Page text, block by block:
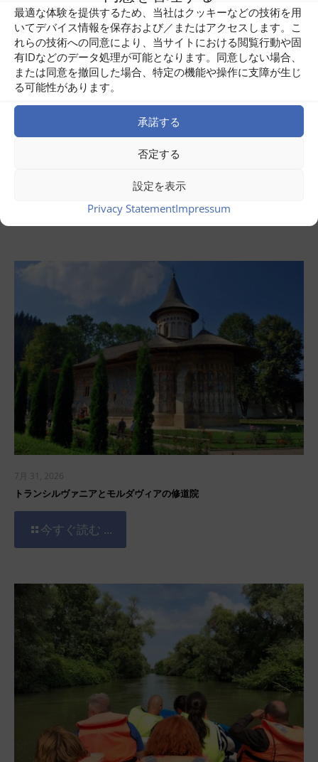
最適な体験を提供するため、当社はクッキーなどの技術を用
いてデバイス情報を保存および／またはアクセスします。こ
れらの技術への同意により、当サイトにおける閲覧行動や固
有IDなどのデータ処理が可能となります。同意しない場合、
または同意を撤回した場合、特定の機能や操作に支障が生じ
る可能性があります。
承諾する
否定する
設定を表示
Privacy StatementImpressum
今すぐ読む ...
7月 31, 2026
トランシルヴァニアとモルダヴィアの修道院
今すぐ読む ...